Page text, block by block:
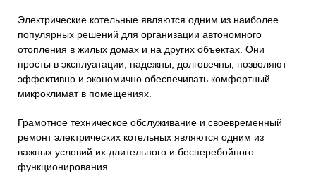
Электрические котельные являются одним из наиболее
популярных решений для организации автономного
отопления в жилых домах и на других объектах. Они
просты в эксплуатации, надежны, долговечны, позволяют
эффективно и экономично обеспечивать комфортный
микроклимат в помещениях.
Грамотное техническое обслуживание и своевременный
ремонт электрических котельных являются одним из
важных условий их длительного и бесперебойного
функционирования.